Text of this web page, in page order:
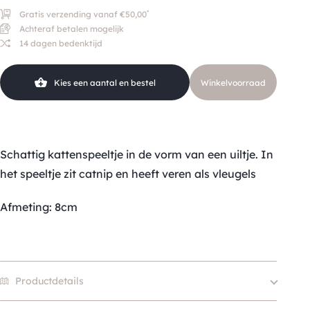
Gratis verzending vanaf €50,00*
Achteraf betalen mogelijk
14 dagen bedenktijd
Kies een aantal en bestel Winkelvoorraad
Schattig kattenspeeltje in de vorm van een uiltje. In
het speeltje zit catnip en heeft veren als vleugels
Afmeting: 8cm
Productdetails